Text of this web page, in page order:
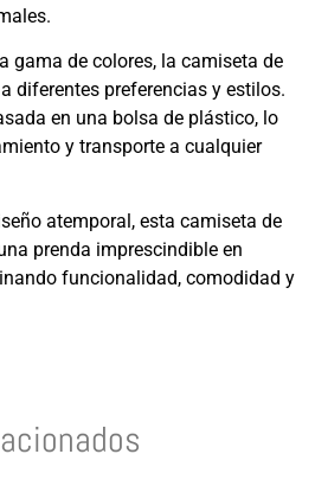
gama de colores, la camiseta de
diferentes preferencias y estilos.
en una bolsa de plástico, lo
y transporte a cualquier
atemporal, esta camiseta de
prenda imprescindible en
funcionalidad, comodidad y